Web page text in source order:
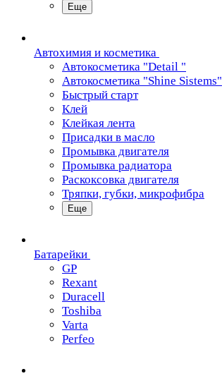
Еще
Автохимия и косметика
Автокосметика "Detail "
Автокосметика "Shine Sistems"
Быстрый старт
Клей
Клейкая лента
Присадки в масло
Промывка двигателя
Промывка радиатора
Раскоксовка двигателя
Тряпки, губки, микрофибра
Еще
Батарейки
GP
Rexant
Duracell
Toshiba
Varta
Perfeo